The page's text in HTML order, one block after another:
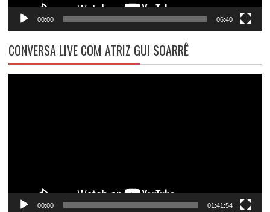
00:00 06:40
CONVERSA LIVE COM ATRIZ GUI SOARRÊ
00:00 01:41:54